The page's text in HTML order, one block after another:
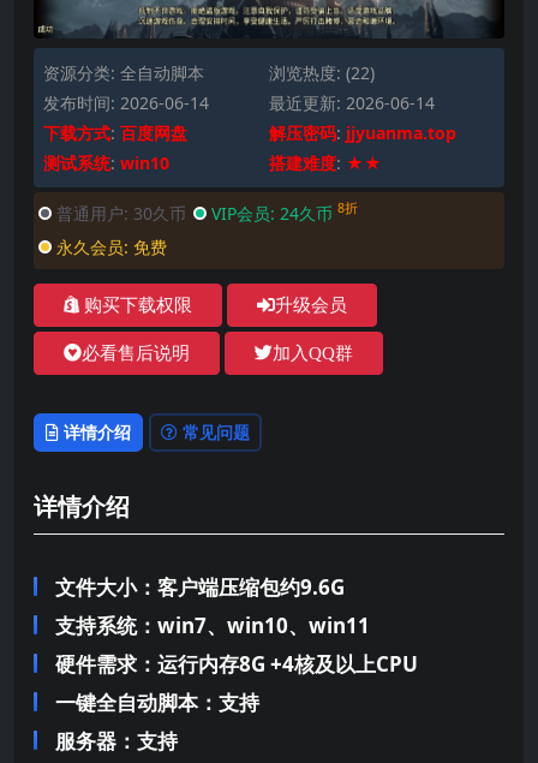
资源分类: 全自动脚本
浏览热度: (22)
发布时间: 2026-06-14
最近更新: 2026-06-14
下载方式: 百度网盘 解压密码: jjyuanma.top
测试系统: win10 搭建难度: ★★
普通用户: 30久币 VIP会员: 24久币 8折
永久会员: 免费
购买下载权限 升级会员
必看售后说明 加入QQ群
详情介绍 常见问题
详情介绍
文件大小：客户端压缩包约9.6G
支持系统：win7、win10、win11
硬件需求：运行内存8G +4核及以上CPU
一键全自动脚本：支持
服务器：支持